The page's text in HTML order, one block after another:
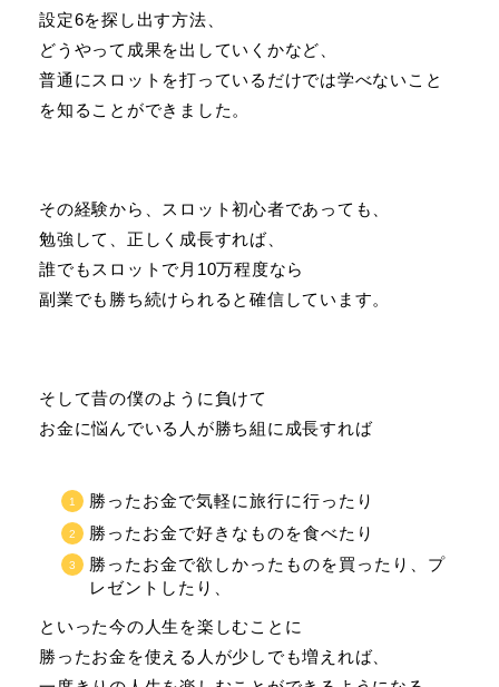
設定6を探し出す方法、
どうやって成果を出していくかなど、
普通にスロットを打っているだけでは学べないこと
を知ることができました。
その経験から、スロット初心者であっても、
勉強して、正しく成長すれば、
誰でもスロットで月10万程度なら
副業でも勝ち続けられると確信しています。
そして昔の僕のように負けて
お金に悩んでいる人が勝ち組に成長すれば
勝ったお金で気軽に旅行に行ったり
勝ったお金で好きなものを食べたり
勝ったお金で欲しかったものを買ったり、プ
レゼントしたり、
といった今の人生を楽しむことに
勝ったお金を使える人が少しでも増えれば、